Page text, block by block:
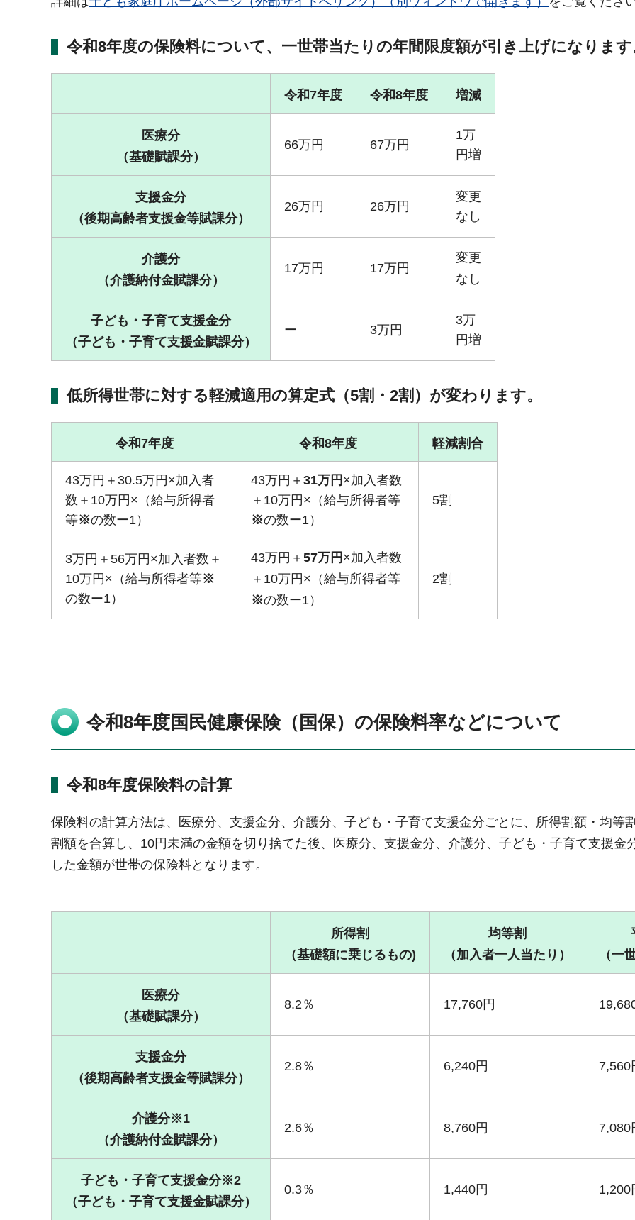
令和8年度の保険料について、一世帯当たりの年間限度額が引き上げになりま
令和7年度 令和8年度 増減
医療分
（基礎賦課分）
66万円 67万円
1万
円増
支援金分
（後期高齢者支援金等賦課分）
26万円 26万円
変更
なし
介護分
（介護納付金賦課分）
17万円 17万円
変更
なし
子ども・子育て支援金分
（子ども・子育て支援金賦課分）
ー 3万円
3万
円増
低所得世帯に対する軽減適用の算定式（5割・2割）が変わります。
令和7年度 令和8年度 軽減割合
43万円＋30.5万円×加入者
数＋10万円×（給与所得者
等※の数ー1）
43万円＋ 31万円 ×加入者数
＋10万円×（給与所得者等
※の数ー1）
5割
3万円＋56万円×加入者数＋
10万円×（給与所得者等※
の数ー1）
43万円＋ 57万円 ×加入者数
＋10万円×（給与所得者等
※の数ー1）
2割
令和8年度国民健康保険（国保）の保険料率などについて
令和8年度保険料の計算
保険料の計算方法は、医療分、支援金分、介護分、子ども・子育て支援金分ごとに、所得割額・均等
割額を合算し、10円未満の金額を切り捨てた後、医療分、支援金分、介護分、子ども・子育て支援金
した金額が世帯の保険料となります。
所得割
（基礎額に乗じるもの)
均等割
（加入者一人当たり）
（一
医療分
（基礎賦課分）
8.2％ 17,760円
支援金分
（後期高齢者支援金等賦課分）
2.8％ 6,240円 7,560
介護分※1
（介護納付金賦課分）
2.6％ 8,760円 7,080
子ども・子育て支援金分※2
（子ども・子育て支援金賦課分）
0.3％ 1,440円 1,200